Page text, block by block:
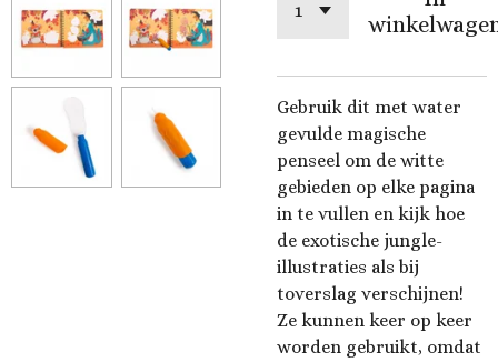
Gebruik dit met water
gevulde magische
penseel om de witte
gebieden op elke pagina
in te vullen en kijk hoe
de exotische jungle-
illustraties als bij
toverslag verschijnen!
Ze kunnen keer op keer
worden gebruikt, omdat